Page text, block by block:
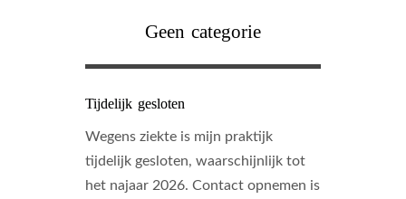
Geen categorie
Tijdelijk gesloten
Wegens ziekte is mijn praktijk
tijdelijk gesloten, waarschijnlijk tot
het najaar 2026. Contact opnemen is